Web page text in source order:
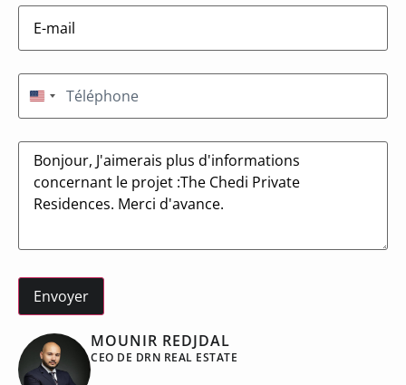
MOUNIR REDJDAL
CEO DE DRN REAL ESTATE
E-
mail(Nécessaire)
Téléphone(Nécessaire)
États-Unis +1
Message